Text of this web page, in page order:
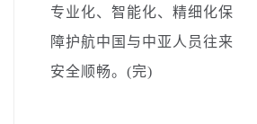
专业化、智能化、精细化保
障护航中国与中亚人员往来
安全顺畅。(完)